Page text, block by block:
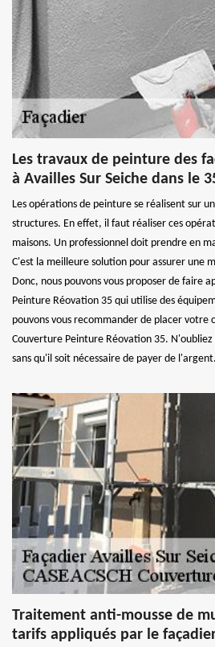
Les travaux de peinture des
à Availles Sur Seiche dans le
Les opérations de peinture se réalisent sur
structures. En effet, il faut réaliser ces
maisons. Un professionnel doit prendre en
C'est la meilleure solution pour assurer une
Donc, nous pouvons vous proposer de faire
Peinture Réovation 35 qui utilise des
pouvons vous recommander de placer votre
Couverture Peinture Réovation 35. N'oubliez
sans qu'il soit nécessaire de payer de l'argent.
Traitement anti-mousse de
tarifs appliqués par le façadier